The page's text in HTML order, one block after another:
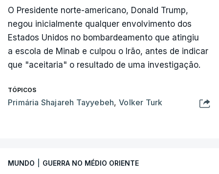
O Presidente norte-americano, Donald Trump,
negou inicialmente qualquer envolvimento dos
Estados Unidos no bombardeamento que atingiu
a escola de Minab e culpou o Irão, antes de indicar
que "aceitaria" o resultado de uma investigação.
TÓPICOS
Primária Shajareh Tayyebeh,Volker Turk
MUNDO GUERRA NO MÉDIO ORIENTE